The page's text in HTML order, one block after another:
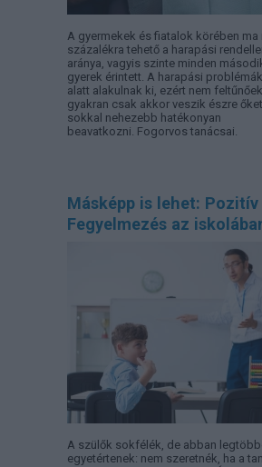
A gyermekek és fiatalok körében ma
százalékra tehető a harapási
aránya, vagyis szinte minden
gyerek érintett. A harapási
alatt alakulnak ki, ezért nem
gyakran csak akkor veszik észre
sokkal nehezebb hatékonyan
beavatkozni. Fogorvos tanácsai.
Másképp is lehet: Pozitív
Fegyelmezés az
A szülők sokfélék, de abban
egyetértenek: nem szeretnék, ha a